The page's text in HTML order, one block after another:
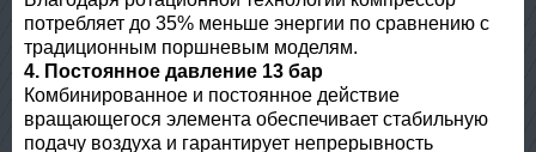
потребляет до 35% меньше энергии по сравнению с
традиционным поршневым моделям.
4. Постоянное давление 13 бар
Комбинированное и постоянное действие
вращающегося элемента обеспечивает стабильную
подачу воздуха и гарантирует непрерывность